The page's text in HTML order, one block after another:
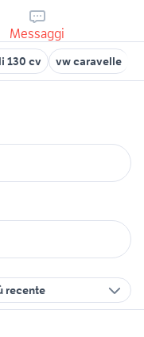
Messaggi
130 cv vw caravelle
recente